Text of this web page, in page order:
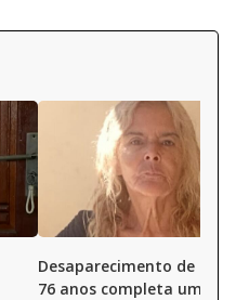
Desaparecimento de
76 anos completa um